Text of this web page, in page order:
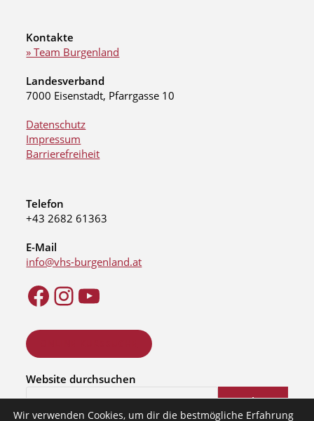
Kontakte
» Team Burgenland
Landesverband
7000 Eisenstadt, Pfarrgasse 10
Datenschutz
Impressum
Barrierefreiheit
Telefon
+43 2682 61363
E-Mail
info@vhs-burgenland.at
Website durchsuchen
Suchen
Wir verwenden Cookies, um dir die bestmögliche Erfahrung